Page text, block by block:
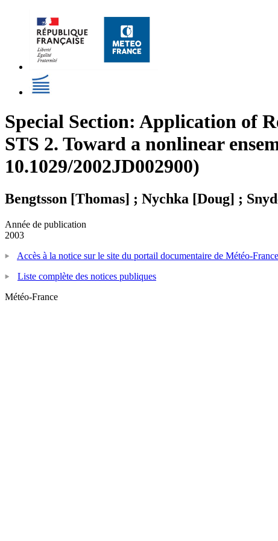
Special Section: Application of
STS 2. Toward a nonlinear
10.1029/2002JD002900)
Bengtsson [Thomas] ; Nychka [Doug] ;
Année de publication
2003
Accès à la notice sur le site du portail documentaire de Météo-France
Liste complète des notices publiques
Météo-France